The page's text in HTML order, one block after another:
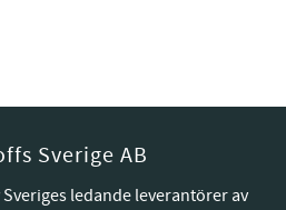
Sverige AB
ledande leverantörer av